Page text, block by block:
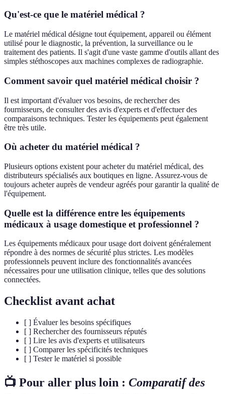
Qu'est-ce que le matériel médical ?
Le matériel médical désigne tout équipement, appareil ou élément
utilisé pour le diagnostic, la prévention, la surveillance ou le
traitement des patients. Il s'agit d'une vaste gamme d'outils allant des
simples stéthoscopes aux machines complexes de radiographie.
Comment savoir quel matériel médical choisir ?
Il est important d'évaluer vos besoins, de rechercher des
fournisseurs, de consulter des avis d'experts et d'effectuer des
comparaisons techniques. Tester les équipements peut également
être très utile.
Où acheter du matériel médical ?
Plusieurs options existent pour acheter du matériel médical, des
distributeurs spécialisés aux boutiques en ligne. Assurez-vous de
toujours acheter auprès de vendeur agréés pour garantir la qualité de
l'équipement.
Quelle est la différence entre les équipements
médicaux à usage domestique et professionnel ?
Les équipements médicaux pour usage dort doivent généralement
répondre à des normes de sécurité plus strictes. Les modèles
professionnels peuvent inclure des fonctionnalités avancées
nécessaires pour une utilisation clinique, telles que des solutions
connectées.
Checklist avant achat
[ ] Évaluer les besoins spécifiques
[ ] Rechercher des fournisseurs réputés
[ ] Lire les avis d'experts et utilisateurs
[ ] Comparer les spécificités techniques
[ ] Tester le matériel si possible
📺 Pour aller plus loin : Comparatif des